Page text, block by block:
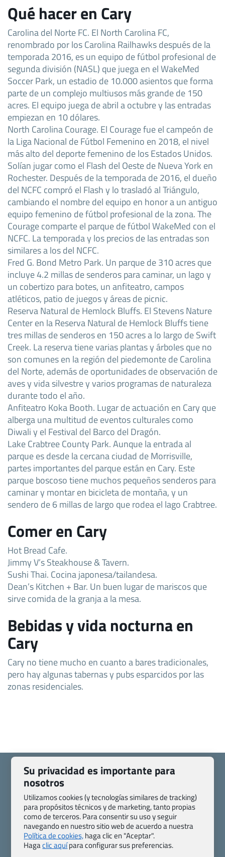
Qué hacer en Cary
Carolina del Norte FC. El North Carolina FC,
renombrado por los Carolina Railhawks después de la
temporada 2016, es un equipo de fútbol profesional de
segunda división (NASL) que juega en el WakeMed
Soccer Park, un estadio de 10.000 asientos que forma
parte de un complejo multiusos más grande de 150
acres. El equipo juega de abril a octubre y las entradas
empiezan en 10 dólares.
North Carolina Courage. El Courage fue el campeón de
la Liga Nacional de Fútbol Femenino en 2018, el nivel
más alto del deporte femenino de los Estados Unidos.
Solían jugar como el Flash del Oeste de Nueva York en
Rochester. Después de la temporada de 2016, el dueño
del NCFC compró el Flash y lo trasladó al Triángulo,
cambiando el nombre del equipo en honor a un antiguo
equipo femenino de fútbol profesional de la zona. The
Courage comparte el parque de fútbol WakeMed con el
NCFC. La temporada y los precios de las entradas son
similares a los del NCFC.
Fred G. Bond Metro Park. Un parque de 310 acres que
incluye 4.2 millas de senderos para caminar, un lago y
un cobertizo para botes, un anfiteatro, campos
atléticos, patio de juegos y áreas de picnic.
Reserva Natural de Hemlock Bluffs. El Stevens Nature
Center en la Reserva Natural de Hemlock Bluffs tiene
tres millas de senderos en 150 acres a lo largo de Swift
Creek. La reserva tiene varias plantas y árboles que no
son comunes en la región del piedemonte de Carolina
del Norte, además de oportunidades de observación de
aves y vida silvestre y varios programas de naturaleza
durante todo el año.
Anfiteatro Koka Booth. Lugar de actuación en Cary que
alberga una multitud de eventos culturales como
Diwali y el Festival del Barco del Dragón.
Lake Crabtree County Park. Aunque la entrada al
parque es desde la cercana ciudad de Morrisville,
partes importantes del parque están en Cary. Este
parque boscoso tiene muchos pequeños senderos para
caminar y montar en bicicleta de montaña, y un
sendero de 6 millas de largo que rodea el lago Crabtree.
Comer en Cary
Hot Bread Cafe.
Jimmy V’s Steakhouse & Tavern.
Sushi Thai. Cocina japonesa/tailandesa.
Dean’s Kitchen + Bar. Un buen lugar de mariscos que
sirve comida de la granja a la mesa.
Bebidas y vida nocturna en
Cary
Cary no tiene mucho en cuanto a bares tradicionales,
pero hay algunas tabernas y pubs esparcidos por las
zonas residenciales.
Quienes somos
Contacto
Pasaporte, Visado, Salud y otras disposiciones específicas
Blog de Viajes.com
Registro de agencias
Preguntas frecuentes
Condiciones generales
Su privacidad es importante para
nosotros
Utilizamos cookies (y tecnologías similares de tracking)
para propósitos técnicos y de marketing, tanto propias
como de terceros. Para consentir su uso y seguir
navegando en nuestro sitio web de acuerdo a nuestra
Política de cookies,haga clic en "Aceptar".
Hagaclic aquípara configurar sus preferencias.